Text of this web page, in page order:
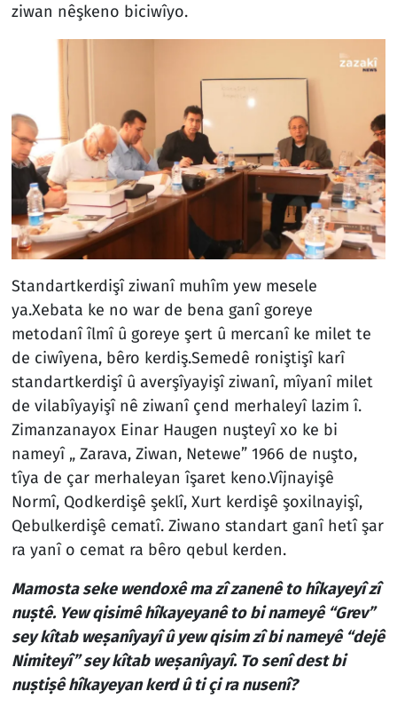
ziwan nêşkeno biciwîyo.
Standartkerdişî ziwanî muhîm yew mesele
ya.Xebata ke no war de bena ganî goreye
metodanî îlmî û goreye şert û mercanî ke milet te
de ciwîyena, bêro kerdiş.Semedê roniştişî karî
standartkerdişî û averşîyayişî ziwanî, mîyanî milet
de vilabîyayişî nê ziwanî çend merhaleyî lazim î.
Zimanzanayox Einar Haugen nuşteyî xo ke bi
nameyî „ Zarava, Ziwan, Netewe” 1966 de nuşto,
tîya de çar merhaleyan îşaret keno.Vîjnayişê
Normî, Qodkerdişê şeklî, Xurt kerdişê şoxilnayişî,
Qebulkerdişê cematî. Ziwano standart ganî hetî şar
ra yanî o cemat ra bêro qebul kerden.
Mamosta seke wendoxê ma zî zanenê to hîkayeyî zî
nuṣtê. Yew qisimê hîkayeyanê to bi nameyê “Grev”
sey kîtab weṣanîyayî û yew qisim zî bi nameyê “dejê
Nimiteyî” sey kîtab weṣanîyayî. To senî dest bi
nuṣtiṣê hîkayeyan kerd û ti çi ra nusenî?